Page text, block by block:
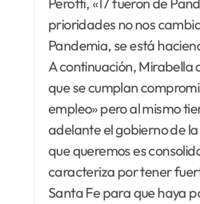
prioridades no nos
Pandemia, se está
A continuación, Mirabella
que se cumplan
empleo» pero al mismo
adelante el gobierno de
que queremos es
caracteriza por tener
Santa Fe para que haya